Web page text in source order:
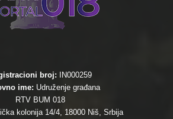
broj: IN000259
ime: Udruženje građana
RTV BUM 018
kolonija 14/4, 18000 Niš, Srbija